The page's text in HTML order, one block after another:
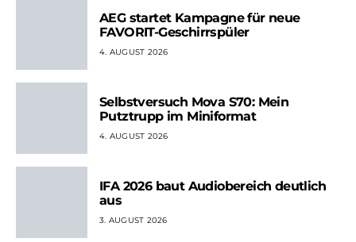
AEG startet Kampagne für neue
FAVORIT-Geschirrspüler
4. AUGUST 2026
Selbstversuch Mova S70: Mein
Putztrupp im Miniformat
4. AUGUST 2026
IFA 2026 baut Audiobereich deutlich
aus
3. AUGUST 2026